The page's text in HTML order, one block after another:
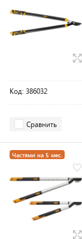
Код: 386032
Сравнить
Частями на 5 мес.